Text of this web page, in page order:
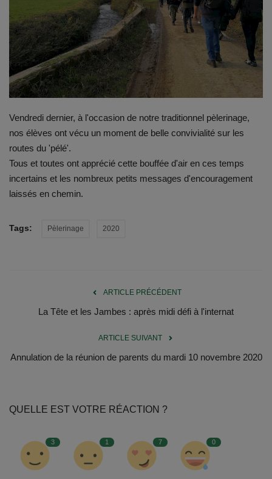
Emplois
Notre offre d'enseignement (2026)
Stages
Association des Parents
Offre d'enseignement & inscriptions
Ancien-ne-s du CES Saint-Vincent
Services
Vendredi dernier, à l'occasion de notre traditionnel pèlerinage,
nos élèves ont vécu un moment de belle convivialité sur les
routes du 'pélé'.
Tous et toutes ont apprécié cette bouffée d'air en ces temps
incertains et les nombreux petits messages d'encouragement
laissés en chemin.
Tags: Pèlerinage 2020
ARTICLE PRÉCÉDENT
La Tête et les Jambes : après midi défi à l'internat
ARTICLE SUIVANT
Annulation de la réunion de parents du mardi 10 novembre 2020
QUELLE EST VOTRE RÉACTION ?
3 1 7 0